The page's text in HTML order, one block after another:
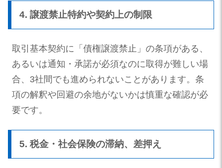
4. 譲渡禁止特約や契約上の制限
取引基本契約に「債権譲渡禁止」の条項がある、
あるいは通知・承諾が必須なのに取得が難しい場
合、3社間でも進められないことがあります。条
項の解釈や回避の余地がないかは慎重な確認が必
要です。
5. 税金・社会保険の滞納、差押え